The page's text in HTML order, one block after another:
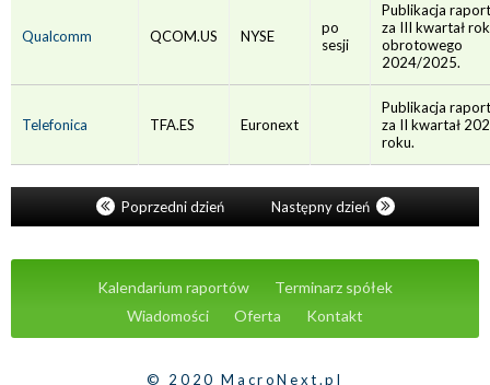
Qualcomm QCOM.US NYSE
po
sesji
Publikacja
za III kwartał
obrotowego
2024/2025.
Telefonica TFA.ES Euronext
Publikacja
za II kwartał
roku.
Poprzedni dzień Następny dzień
Kalendarium raportów
Terminarz spółek
Wiadomości
Oferta Kontakt
© 2020 MacroNext.pl